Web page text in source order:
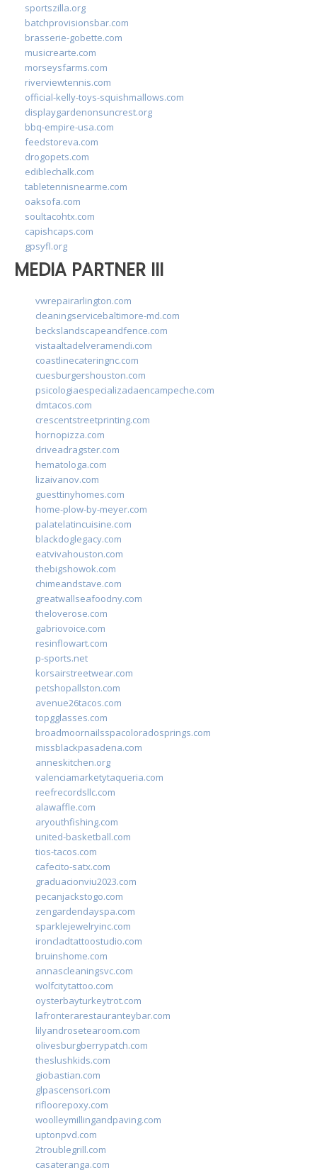
sportszilla.org
batchprovisionsbar.com
brasserie-gobette.com
musicrearte.com
morseysfarms.com
riverviewtennis.com
official-kelly-toys-squishmallows.com
displaygardenonsuncrest.org
bbq-empire-usa.com
feedstoreva.com
drogopets.com
ediblechalk.com
tabletennisnearme.com
oaksofa.com
soultacohtx.com
capishcaps.com
gpsyfl.org
MEDIA PARTNER III
vwrepairarlington.com
cleaningservicebaltimore-md.com
beckslandscapeandfence.com
vistaaltadelveramendi.com
coastlinecateringnc.com
cuesburgershouston.com
psicologiaespecializadaencampeche.com
dmtacos.com
crescentstreetprinting.com
hornopizza.com
driveadragster.com
hematologa.com
lizaivanov.com
guesttinyhomes.com
home-plow-by-meyer.com
palatelatincuisine.com
blackdoglegacy.com
eatvivahouston.com
thebigshowok.com
chimeandstave.com
greatwallseafoodny.com
theloverose.com
gabriovoice.com
resinflowart.com
p-sports.net
korsairstreetwear.com
petshopallston.com
avenue26tacos.com
topgglasses.com
broadmoornailsspacoloradosprings.com
missblackpasadena.com
anneskitchen.org
valenciamarketytaqueria.com
reefrecordsllc.com
alawaffle.com
aryouthfishing.com
united-basketball.com
tios-tacos.com
cafecito-satx.com
graduacionviu2023.com
pecanjackstogo.com
zengardendayspa.com
sparklejewelryinc.com
ironcladtattoostudio.com
bruinshome.com
annascleaningsvc.com
wolfcitytattoo.com
oysterbayturkeytrot.com
lafronterarestauranteybar.com
lilyandrosetearoom.com
olivesburgberrypatch.com
theslushkids.com
giobastian.com
glpascensori.com
rifloorepoxy.com
woolleymillingandpaving.com
uptonpvd.com
2troublegrill.com
casateranga.com